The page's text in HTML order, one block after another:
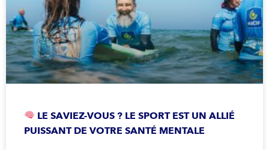
LE SAVIEZ-VOUS ? LE SPORT EST UN ALLIÉ
PUISSANT DE VOTRE SANTÉ MENTALE